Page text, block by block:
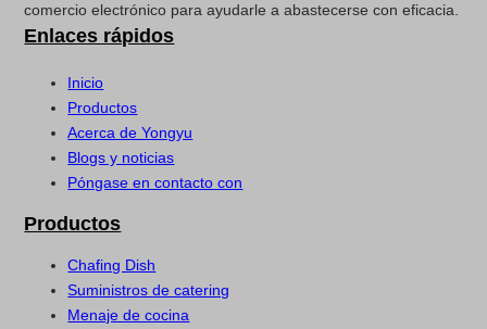
comercio electrónico para ayudarle a abastecerse con eficacia.
Enlaces rápidos
Inicio
Productos
Acerca de Yongyu
Blogs y noticias
Póngase en contacto con
Productos
Chafing Dish
Suministros de catering
Menaje de cocina